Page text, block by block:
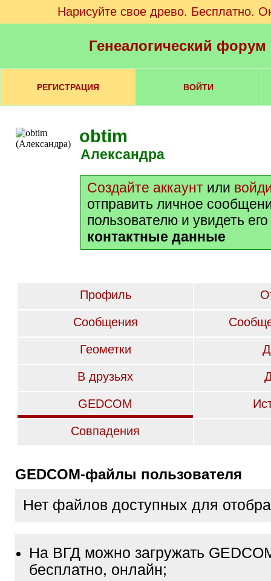
Нарисуйте свое древо. Бесплатно.
Генеалогический
РЕГИСТРАЦИЯ ВОЙТИ
obtim
Александра
Создайте аккаунт или
отправить личное
пользователю и увидеть
контактные данные
Профиль
Сообщения
Геометки
В друзьях
GEDCOM
Совпадения
GEDCOM-файлы пользователя
Нет файлов доступных для
На ВГД можно загружать
бесплатно, онлайн;